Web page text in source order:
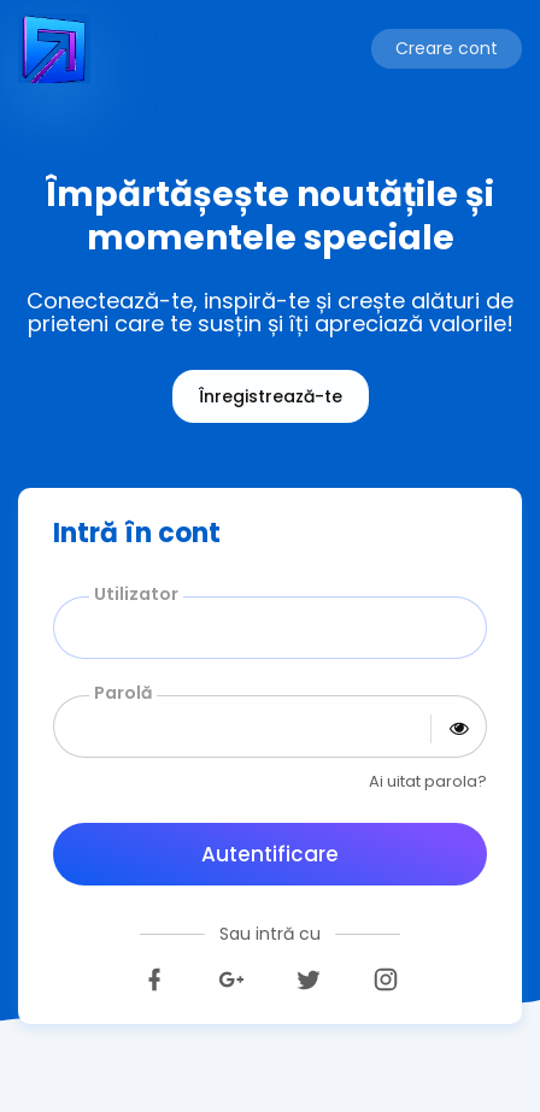
Creare cont
Împărtășește noutățile și
momentele speciale
Conectează-te, inspiră-te și crește alături de
prieteni care te susțin și îți apreciază valorile!
Înregistrează-te
Intră în cont
Utilizator
Parolă
Ai uitat parola?
Autentificare
Sau intră cu